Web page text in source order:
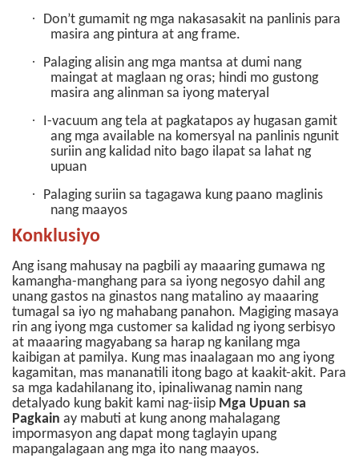
·
Don’t gumamit ng mga nakasasakit na panlinis para
masira ang pintura at ang frame.
·
Palaging alisin ang mga mantsa at dumi nang
maingat at maglaan ng oras; hindi mo gustong
masira ang alinman sa iyong materyal
·
I-vacuum ang tela at pagkatapos ay hugasan gamit
ang mga available na komersyal na panlinis ngunit
suriin ang kalidad nito bago ilapat sa lahat ng
upuan
·
Palaging suriin sa tagagawa kung paano maglinis
nang maayos
Konklusiyo
Ang isang mahusay na pagbili ay maaaring gumawa ng
kamangha-manghang para sa iyong negosyo dahil ang
unang gastos na ginastos nang matalino ay maaaring
tumagal sa iyo ng mahabang panahon. Magiging masaya
rin ang iyong mga customer sa kalidad ng iyong serbisyo
at maaaring magyabang sa harap ng kanilang mga
kaibigan at pamilya. Kung mas inaalagaan mo ang iyong
kagamitan, mas mananatili itong bago at kaakit-akit. Para
sa mga kadahilanang ito, ipinaliwanag namin nang
detalyado kung bakit kami nag-iisip Mga Upuan sa
Pagkain ay mabuti at kung anong mahalagang
impormasyon ang dapat mong taglayin upang
mapangalagaan ang mga ito nang maayos.